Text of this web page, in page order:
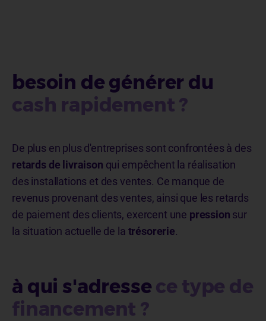
besoin de générer du
cash rapidement ?
De plus en plus d'entreprises sont confrontées à des
retards de livraison qui empêchent la réalisation
des installations et des ventes. Ce manque de
revenus provenant des ventes, ainsi que les retards
de paiement des clients, exercent une pression sur
la situation actuelle de la trésorerie.
à qui s'adressece type de
financement ?